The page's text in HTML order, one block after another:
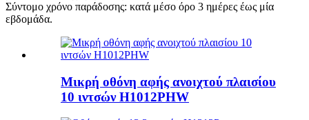
Σύντομο χρόνο παράδοσης: κατά μέσο όρο 3 ημέρες έως μία
εβδομάδα.
Μικρή οθόνη αφής ανοιχτού πλαισίου
10 ιντσών H1012PHW